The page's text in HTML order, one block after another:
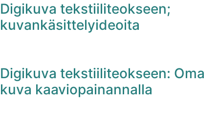
Digikuva tekstiiliteokseen;
kuvankäsittelyideoita
Digikuva tekstiiliteokseen: Oma
kuva kaaviopainannalla